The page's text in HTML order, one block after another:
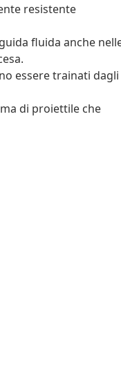
resistente
fluida anche
essere trainati dagli
di proiettile che